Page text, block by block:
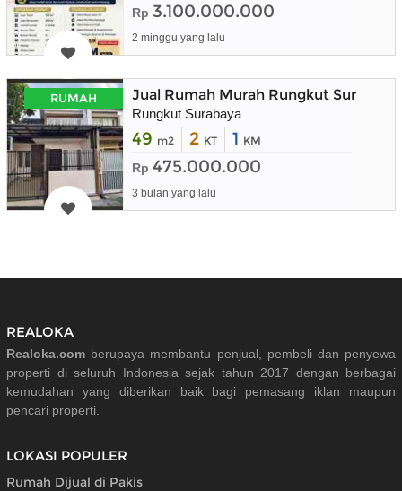
Rp 3.100.000.000
2 minggu yang lalu
RUMAH Jual Rumah Murah Rungkut
Rungkut Surabaya
49 m2 2 KT 1 KM
Rp 475.000.000
3 bulan yang lalu
REALOKA
Realoka.com berupaya membantu penjual, pembeli dan penyewa
properti di seluruh Indonesia sejak tahun 2017 dengan berbagai
kemudahan yang diberikan baik bagi pemasang iklan maupun
pencari properti.
LOKASI POPULER
Rumah Dijual di Pakis